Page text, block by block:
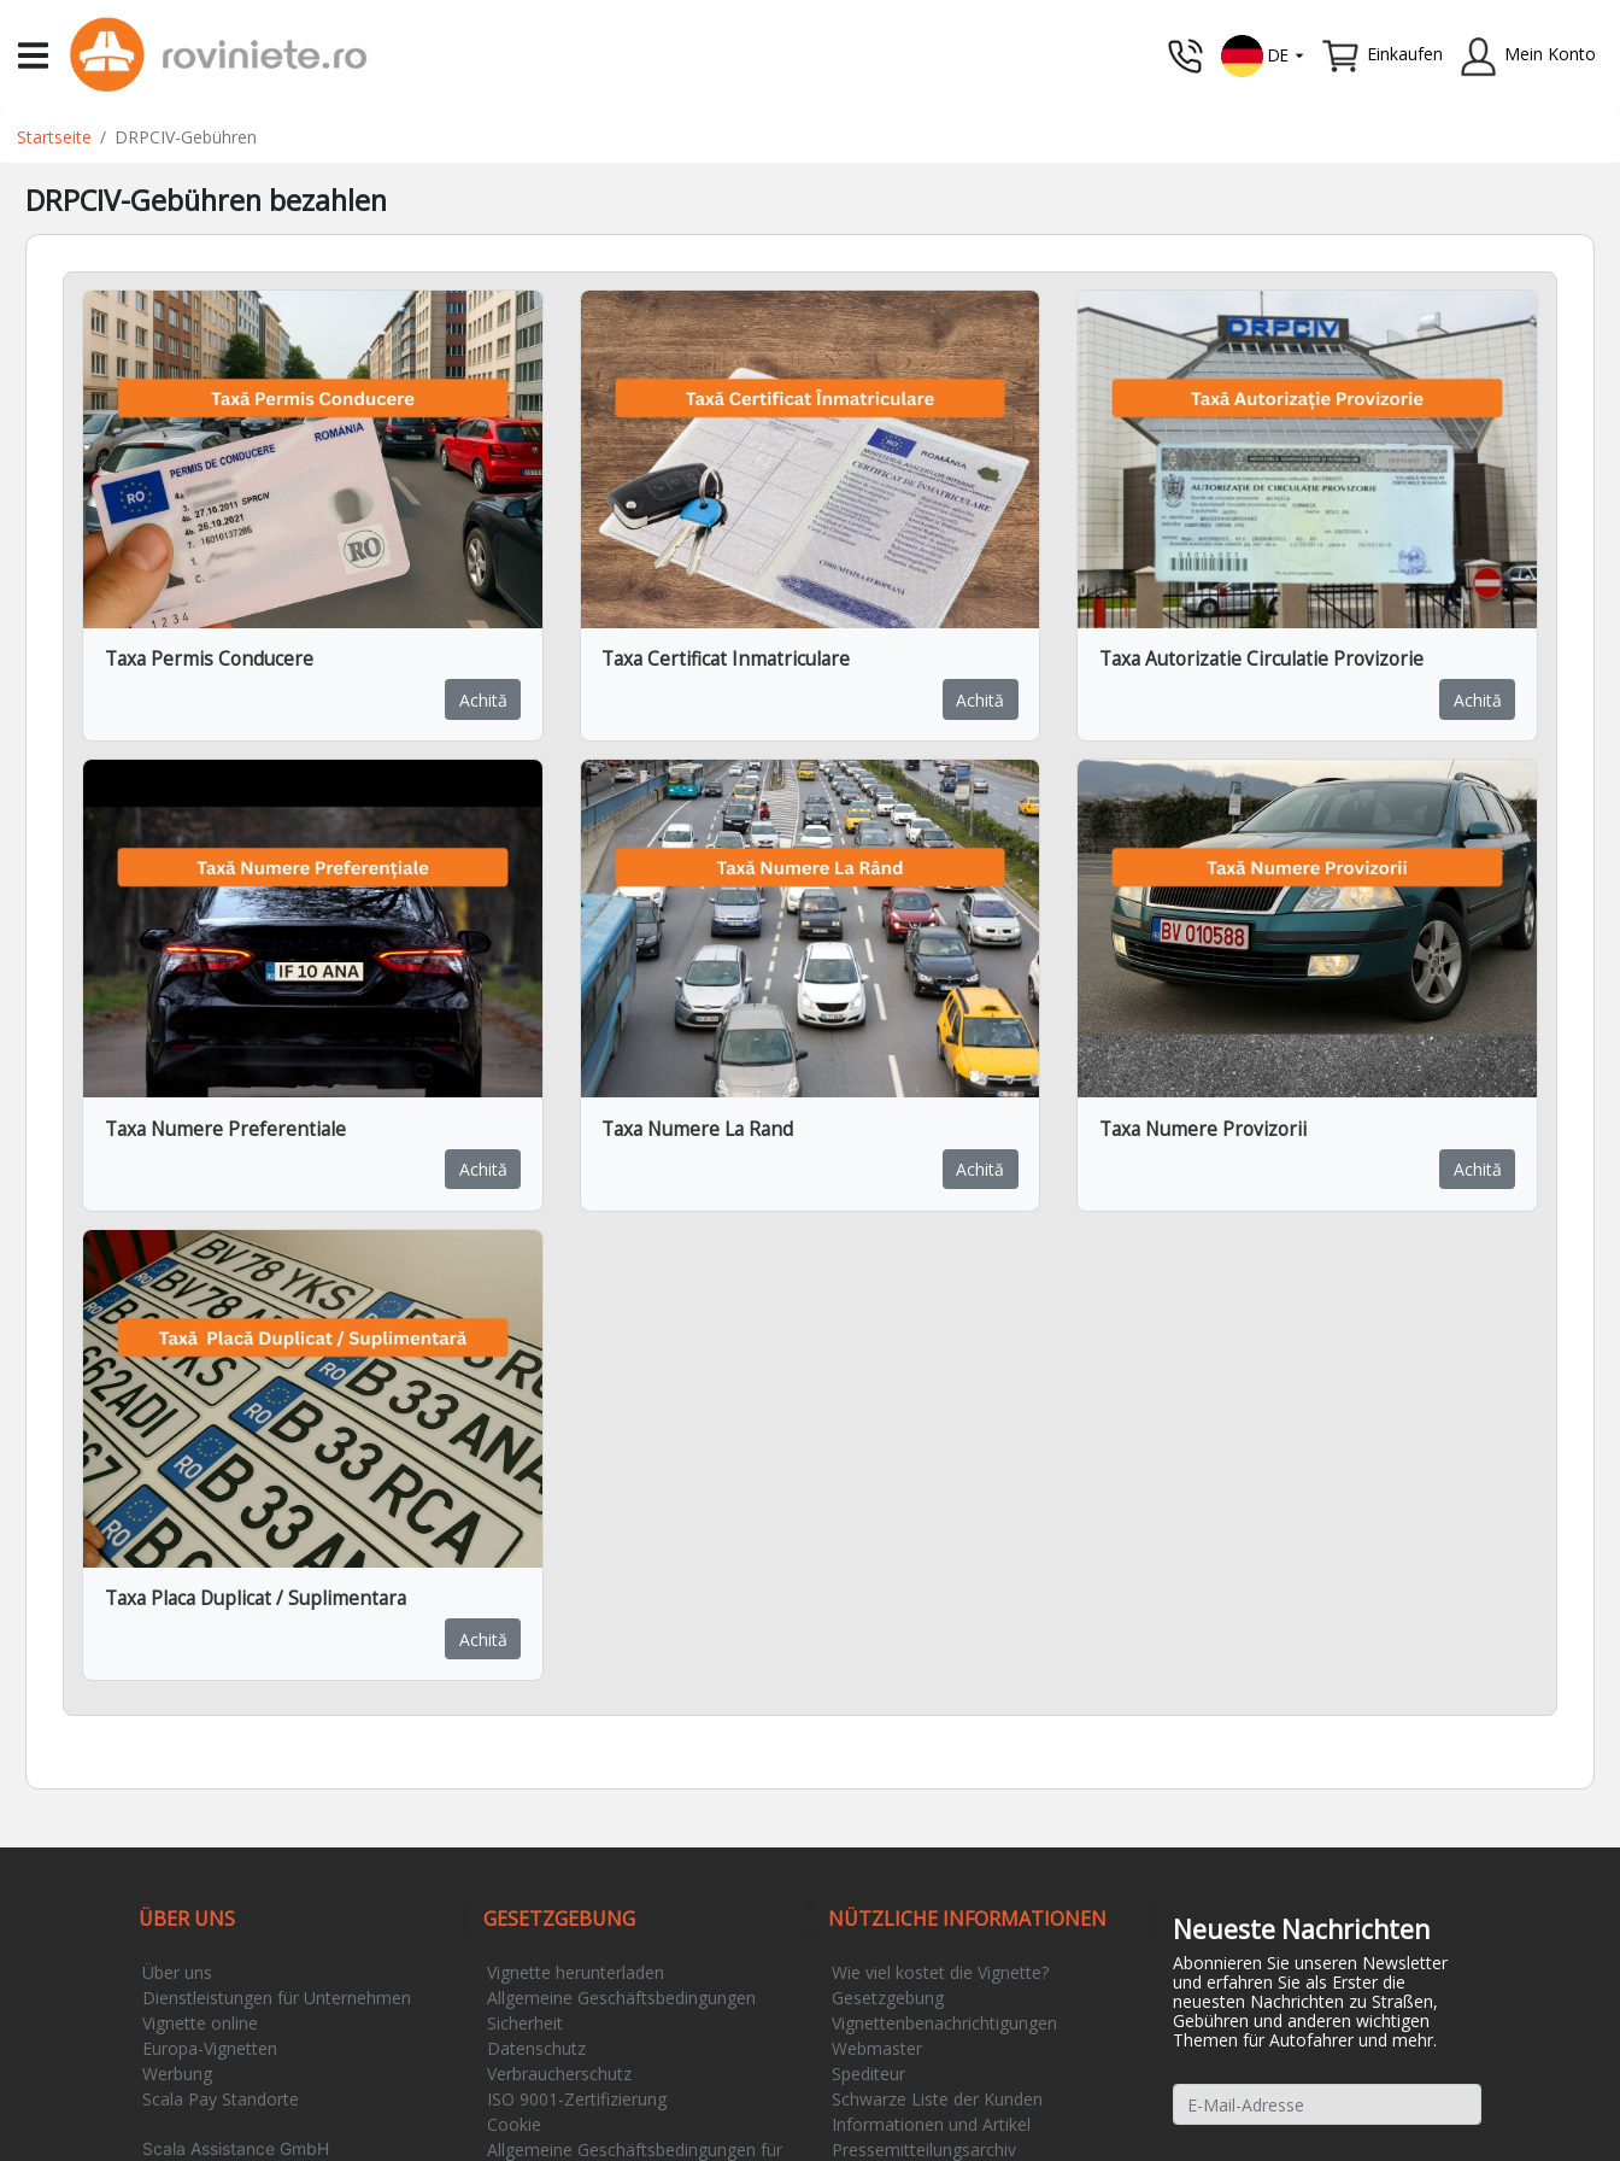
DE Einkaufen Mein Konto
Startseite DRPCIV-Gebühren
DRPCIV-Gebühren bezahlen
Taxa Permis Conducere
Achită
Taxa Certificat Inmatriculare
Achită
Taxa Autorizatie Circulatie Provizorie
Achită
Taxa Numere Preferentiale
Achită
Taxa Numere La Rand
Achită
Taxa Numere Provizorii
Achită
Taxa Placa Duplicat / Suplimentara
Achită
ÜBER UNS
Über uns
Dienstleistungen für Unternehmen
Vignette online
Europa-Vignetten
Werbung
Scala Pay Standorte
Scala Assistance GmbH
GESETZGEBUNG
Vignette herunterladen
Allgemeine Geschäftsbedingungen
Sicherheit
Datenschutz
Verbraucherschutz
ISO 9001-Zertifizierung
Cookie
Allgemeine Geschäftsbedingungen für
NÜTZLICHE INFORMATIONEN
Wie viel kostet die Vignette?
Gesetzgebung
Vignettenbenachrichtigungen
Webmaster
Spediteur
Schwarze Liste der Kunden
Informationen und Artikel
Pressemitteilungsarchiv
Neueste Nachrichten
Abonnieren Sie unseren Newsletter
und erfahren Sie als Erster die
neuesten Nachrichten zu Straßen,
Gebühren und anderen wichtigen
Themen für Autofahrer und mehr.